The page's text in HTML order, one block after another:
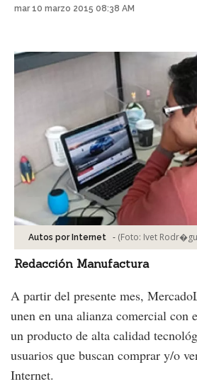
mar 10 marzo 2015 08:38 AM
Autos por Internet - (Foto: Ivet
Redacción Manufactura
A partir del presente mes,
unen en una alianza comercial con
un producto de alta calidad
usuarios que buscan comprar y/o
Internet.